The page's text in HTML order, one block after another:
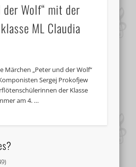
der Wolf“ mit der
ML Claudia
Märchen „Peter und der Wolf“
Sergej Prokofjew
der Klasse
am 4. …